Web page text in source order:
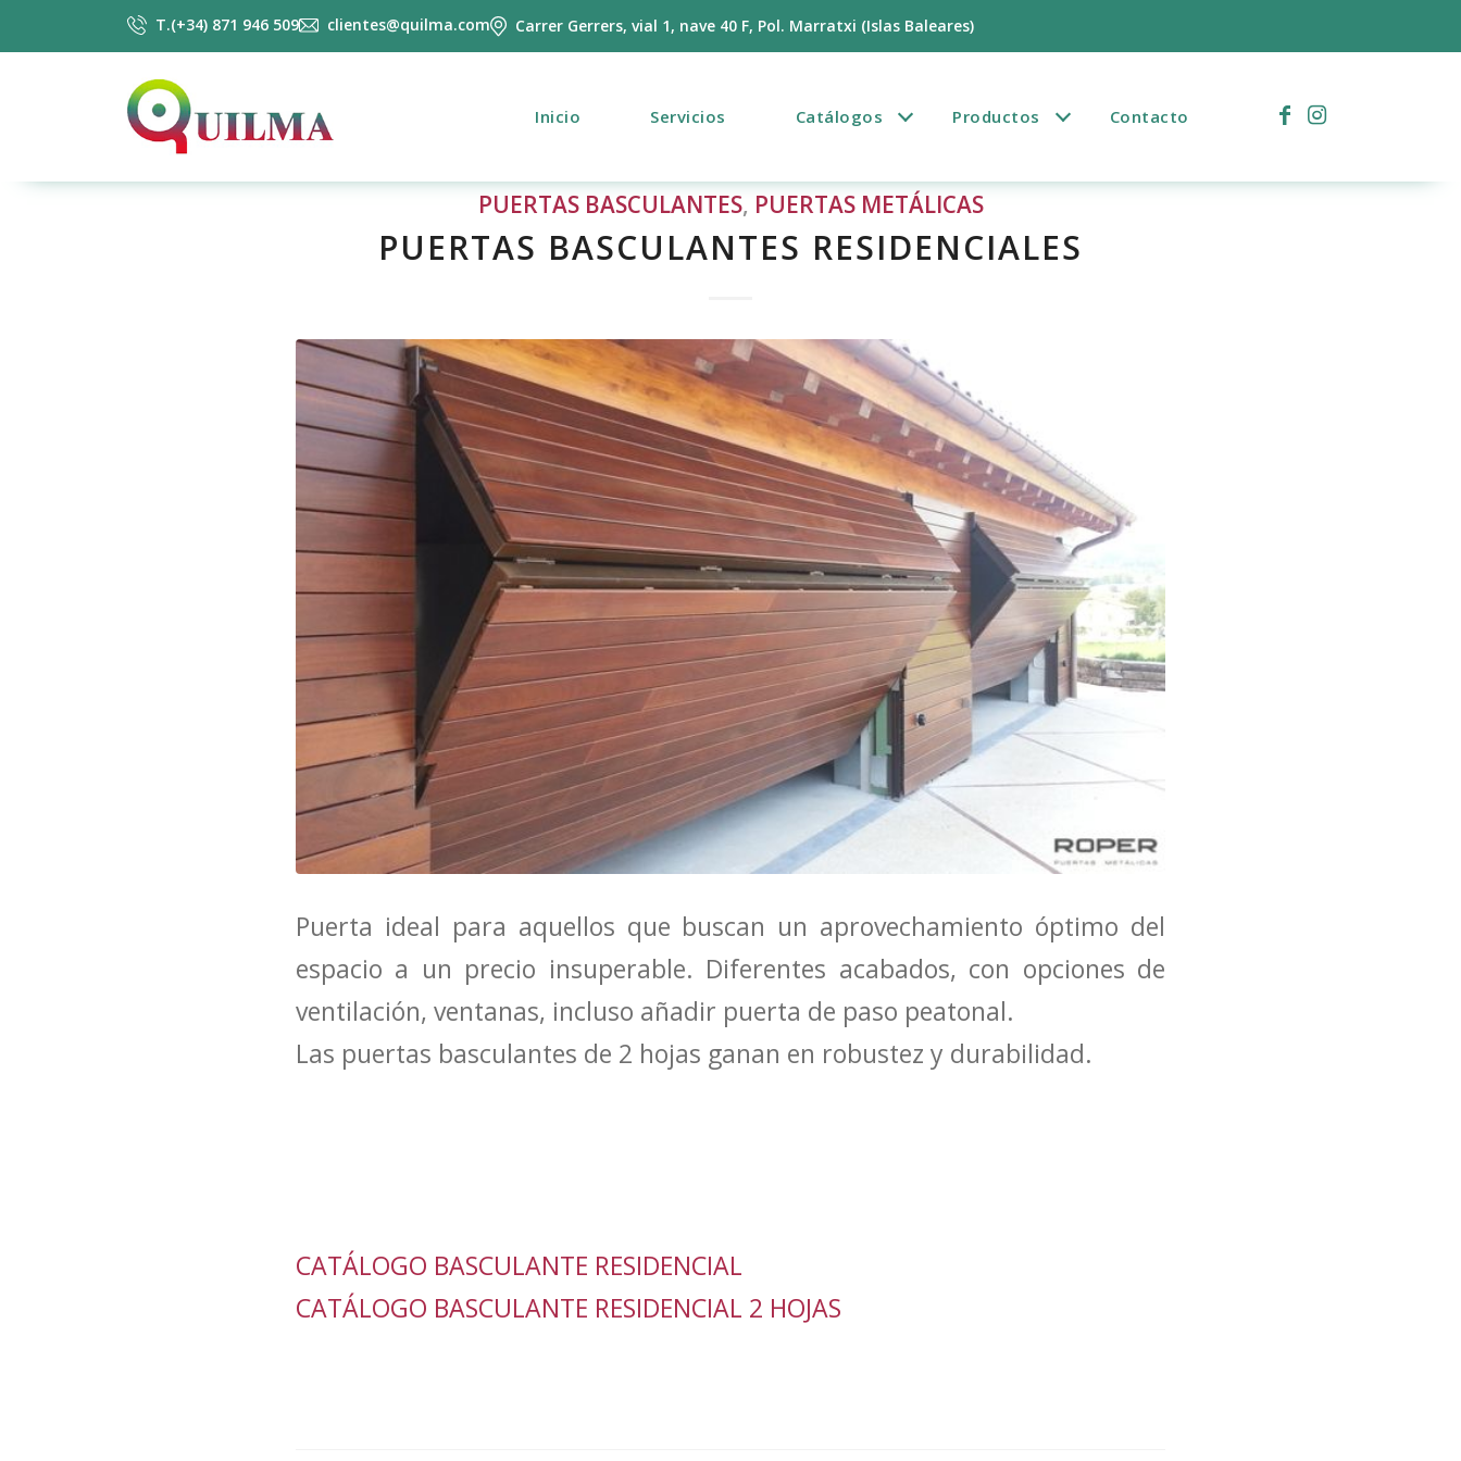
T.(+34) 871 946 509 clientes@quilma.com Carrer Gerrers, vial 1, nave 40 F, Pol. Marratxi (Islas Baleares)
Inicio Servicios Catálogos Productos Contacto
PUERTAS BASCULANTES, PUERTAS METÁLICAS
PUERTAS BASCULANTES RESIDENCIALES
Puerta ideal para aquellos que buscan un aprovechamiento óptimo del
espacio a un precio insuperable. Diferentes acabados, con opciones de
ventilación, ventanas, incluso añadir puerta de paso peatonal.
Las puertas basculantes de 2 hojas ganan en robustez y durabilidad.
CATÁLOGO BASCULANTE RESIDENCIAL
CATÁLOGO BASCULANTE RESIDENCIAL 2 HOJAS